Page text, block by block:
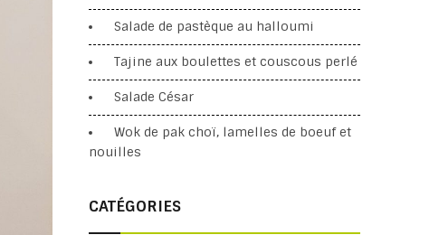
Salade de pastèque au halloumi
Tajine aux boulettes et couscous perlé
Salade César
Wok de pak choï, lamelles de boeuf et
nouilles
CATÉGORIES